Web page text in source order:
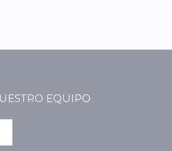
EQUIPO